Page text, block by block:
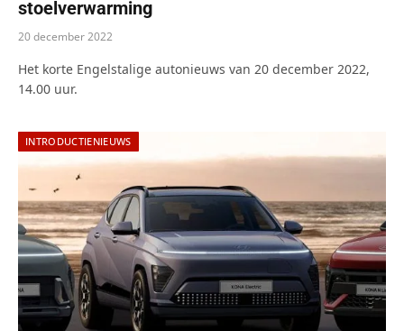
stoelverwarming
20 december 2022
Het korte Engelstalige autonieuws van 20 december 2022,
14.00 uur.
INTRODUCTIENIEUWS